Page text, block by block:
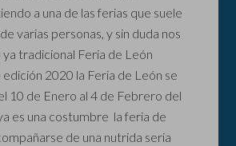
a una de las ferias que suele
varias personas, y sin duda nos
tradicional Feria de León
2020 la Feria de León se
10 de Enero al 4 de Febrero del
es una costumbre la feria de
de una nutrida seria